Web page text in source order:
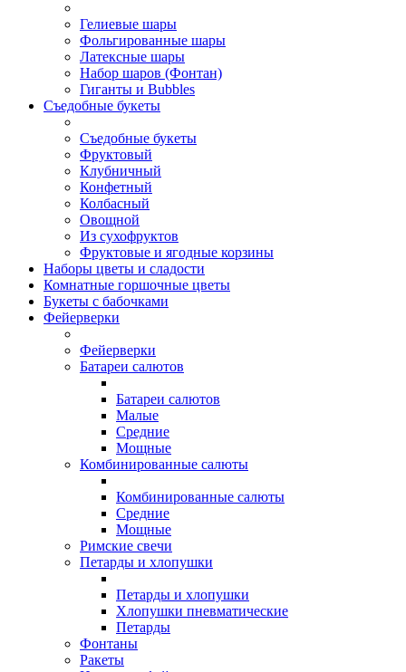
Гелиевые шары
Фольгированные шары
Латексные шары
Набор шаров (Фонтан)
Гиганты и Bubbles
Съедобные букеты
Съедобные букеты
Фруктовый
Клубничный
Конфетный
Колбасный
Овощной
Из сухофруктов
Фруктовые и ягодные корзины
Наборы цветы и сладости
Комнатные горшочные цветы
Букеты с бабочками
Фейерверки
Фейерверки
Батареи салютов
Батареи салютов
Малые
Средние
Мощные
Комбинированные салюты
Комбинированные салюты
Средние
Мощные
Римские свечи
Петарды и хлопушки
Петарды и хлопушки
Хлопушки пневматические
Петарды
Фонтаны
Ракеты